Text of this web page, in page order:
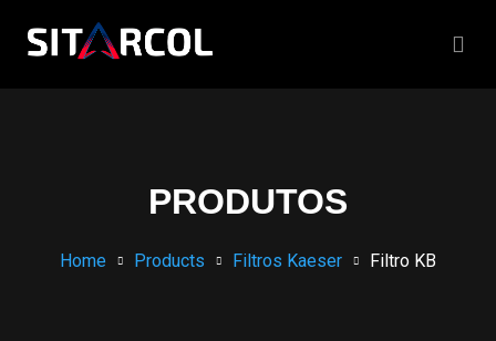
PRODUTOS
Home Products Filtros Kaeser Filtro KB